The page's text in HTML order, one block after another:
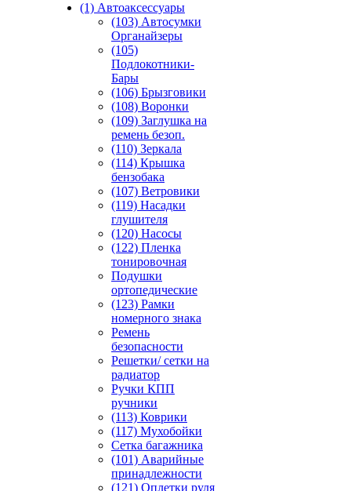
(1) Автоаксессуары
(103) Автосумки
Органайзеры
(105)
Подлокотники-
Бары
(106) Брызговики
(108) Воронки
(109) Заглушка на
ремень безоп.
(110) Зеркала
(114) Крышка
бензобака
(107) Ветровики
(119) Насадки
глушителя
(120) Насосы
(122) Пленка
тонировочная
Подушки
ортопедические
(123) Рамки
номерного знака
Ремень
безопасности
Решетки/ сетки на
радиатор
Ручки КПП
ручники
(113) Коврики
(117) Мухобойки
Сетка багажника
(101) Аварийные
принадлежности
(121) Оплетки руля